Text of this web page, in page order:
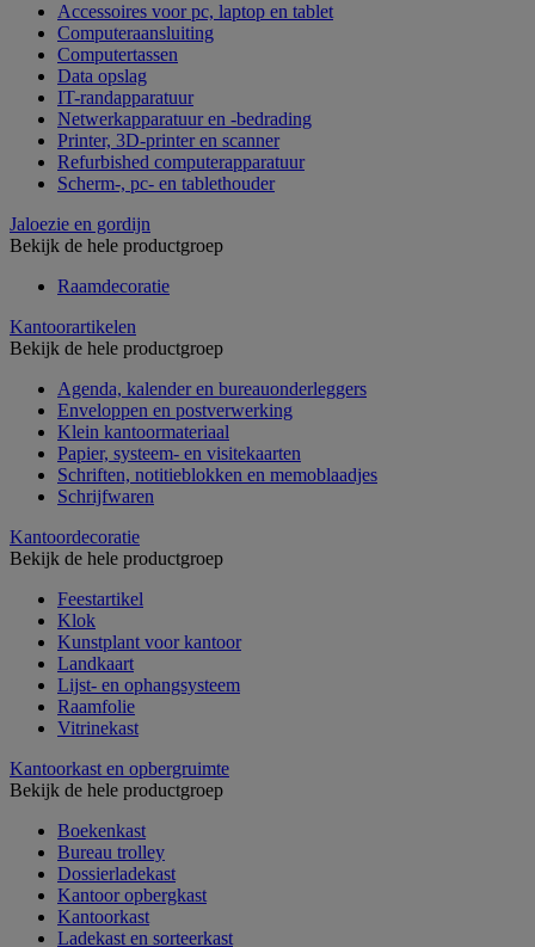
Accessoires voor pc, laptop en tablet
Computeraansluiting
Computertassen
Data opslag
IT-randapparatuur
Netwerkapparatuur en -bedrading
Printer, 3D-printer en scanner
Refurbished computerapparatuur
Scherm-, pc- en tablethouder
Jaloezie en gordijn
Bekijk de hele productgroep
Raamdecoratie
Kantoorartikelen
Bekijk de hele productgroep
Agenda, kalender en bureauonderleggers
Enveloppen en postverwerking
Klein kantoormateriaal
Papier, systeem- en visitekaarten
Schriften, notitieblokken en memoblaadjes
Schrijfwaren
Kantoordecoratie
Bekijk de hele productgroep
Feestartikel
Klok
Kunstplant voor kantoor
Landkaart
Lijst- en ophangsysteem
Raamfolie
Vitrinekast
Kantoorkast en opbergruimte
Bekijk de hele productgroep
Boekenkast
Bureau trolley
Dossierladekast
Kantoor opbergkast
Kantoorkast
Ladekast en sorteerkast